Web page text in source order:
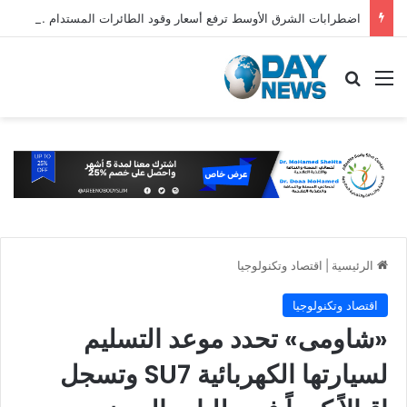
اضطرابات الشرق الأوسط ترفع أسعار وقود الطائرات المستدام عالميًا
القائمة بحث عن
الرئيسية اقتصاد وتكنولوجيا
اقتصاد وتكنولوجيا
«شاومى» تحدد موعد التسليم
لسيارتها الكهربائية SU7 وتسجل